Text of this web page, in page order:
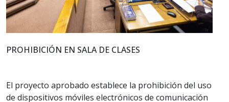
PROHIBICIÓN EN SALA DE CLASES
El proyecto aprobado establece la prohibición del uso
de dispositivos móviles electrónicos de comunicación